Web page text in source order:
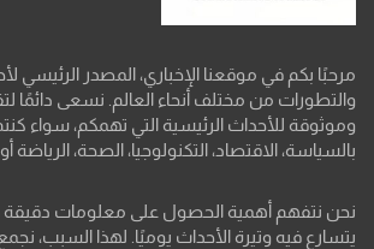
مرحبًا بكم في موقعنا الإخباري، المصدر الرئيسي
والتطورات من مختلف أنحاء العالم. نسعى دائمًا
وموثوقة للأحداث الرئيسية التي تهمكم، سواء
بالسياسة، الاقتصاد، التكنولوجيا، الصحة، الرياضة
نحن نتفهم أهمية الحصول على معلومات دقيقة
يتسارع فيه وتيرة الأحداث يوميًا. لهذا السبب،